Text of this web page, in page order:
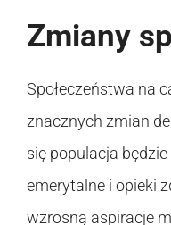
Zmiany
Społeczeństwa na
znacznych zmian
się populacja
emerytalne i opieki
wzrosną aspiracje